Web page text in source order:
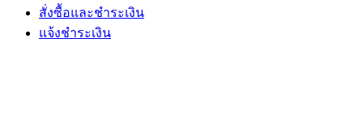
สั่งซื้อและชำระเงิน
แจ้งชำระเงิน